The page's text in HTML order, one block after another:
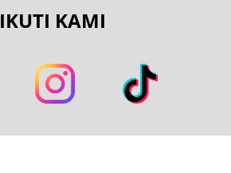
IKUTI KAMI